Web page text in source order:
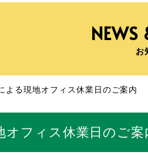
NEWS
お
よる現地オフィス休業日のご案内
オフィス休業日のご案